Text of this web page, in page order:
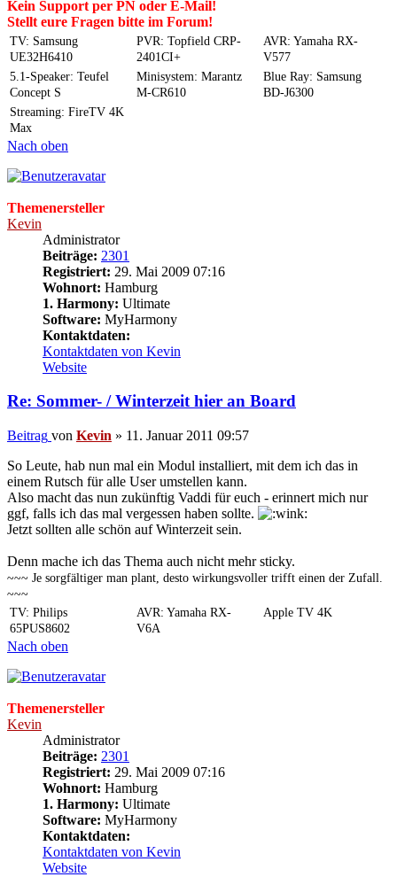
Kein Support per PN oder E-Mail!
Stellt eure Fragen bitte im Forum!
TV: Samsung
UE32H6410
PVR: Topfield CRP-
2401CI+
AVR: Yamaha RX-
V577
5.1-Speaker: Teufel
Concept S
Minisystem: Marantz
M-CR610
Blue Ray: Samsung
BD-J6300
Streaming: FireTV 4K
Max
Nach oben
Themenersteller
Kevin
Administrator
Beiträge: 2301
Registriert: 29. Mai 2009 07:16
Wohnort: Hamburg
1. Harmony: Ultimate
Software: MyHarmony
Kontaktdaten:
Kontaktdaten von Kevin
Website
Re: Sommer- / Winterzeit hier an Board
Beitrag von Kevin » 11. Januar 2011 09:57
So Leute, hab nun mal ein Modul installiert, mit dem ich das in
einem Rutsch für alle User umstellen kann.
Also macht das nun zukünftig Vaddi für euch - erinnert mich nur
ggf, falls ich das mal vergessen haben sollte.
Jetzt sollten alle schön auf Winterzeit sein.
Denn mache ich das Thema auch nicht mehr sticky.
~~~ Je sorgfältiger man plant, desto wirkungsvoller trifft einen der Zufall.
~~~
TV: Philips
65PUS8602
AVR: Yamaha RX-
V6A
Apple TV 4K
Nach oben
Themenersteller
Kevin
Administrator
Beiträge: 2301
Registriert: 29. Mai 2009 07:16
Wohnort: Hamburg
1. Harmony: Ultimate
Software: MyHarmony
Kontaktdaten:
Kontaktdaten von Kevin
Website